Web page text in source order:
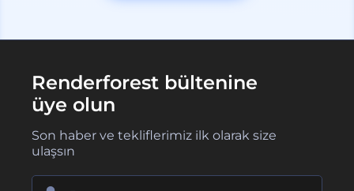
Renderforest bültenine
üye olun
Son haber ve tekliflerimiz ilk olarak size
ulaşsın